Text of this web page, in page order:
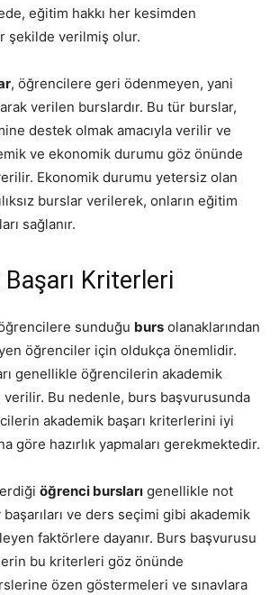
eğitim hakkı her kesimden
şekilde verilmiş olur.
, öğrencilere geri ödenmeyen, yani
verilen burslardır. Bu tür burslar,
destek olmak amacıyla verilir ve
ve ekonomik durumu göz önünde
Ekonomik durumu yetersiz olan
burslar verilerek, onların eğitim
sağlanır.
Kriterleri
sunduğu burs olanaklarından
öğrenciler için oldukça önemlidir.
genellikle öğrencilerin akademik
verilir. Bu nedenle, burs başvurusunda
akademik başarı kriterlerini iyi
göre hazırlık yapmaları gerekmektedir.
öğrenci bursları genellikle not
başarıları ve ders seçimi gibi akademik
faktörlere dayanır. Burs başvurusu
bu kriterleri göz önünde
özen göstermeleri ve sınavlara